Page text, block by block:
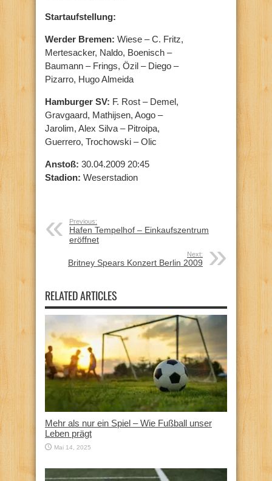
Startaufstellung:
Werder Bremen: Wiese – C. Fritz,
Mertesacker, Naldo, Boenisch –
Baumann – Frings, Özil – Diego –
Pizarro, Hugo Almeida
Hamburger SV: F. Rost – Demel,
Gravgaard, Mathijsen, Aogo –
Jarolim, Alex Silva – Pitroipa,
Guerrero, Trochowski – Olic
Anstoß: 30.04.2009 20:45
Stadion: Weserstadion
Previous:
Hafen Tempelhof – Einkaufszentrum
eröffnet
Next:
Britney Spears Konzert Berlin 2009
RELATED ARTICLES
Mehr als nur ein Spiel – Wie Fußball unser
Leben prägt
Mai 14, 2025